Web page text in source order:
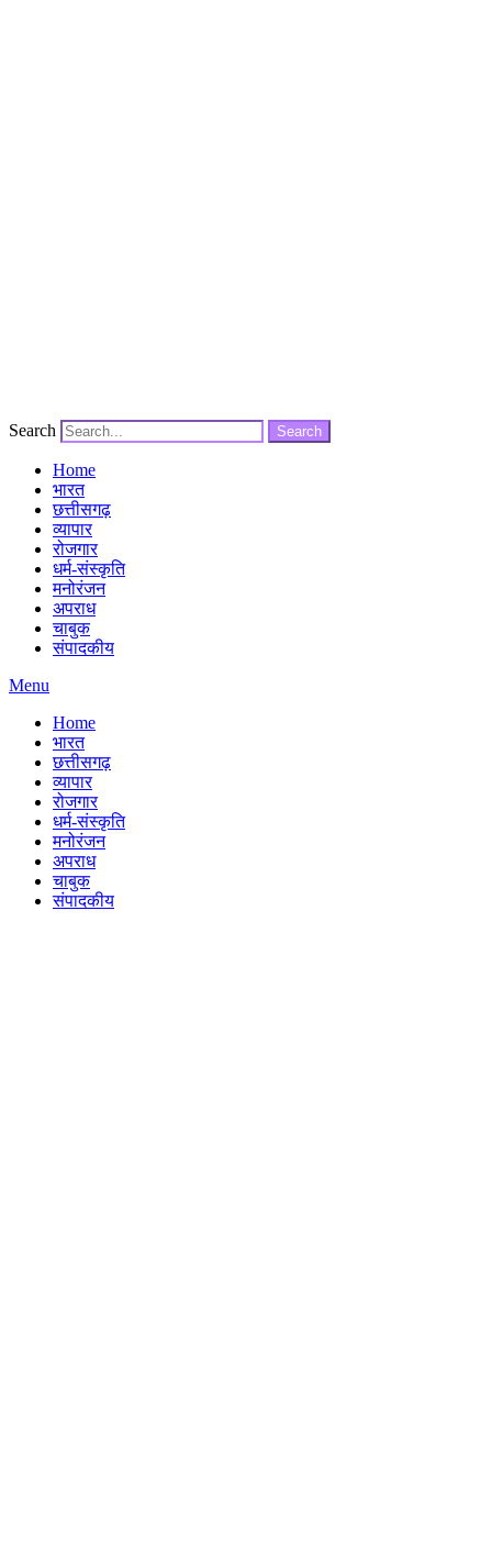
Search Search
Home
भारत
छत्तीसगढ़
व्यापार
रोजगार
धर्म-संस्कृति
मनोरंजन
अपराध
चाबुक
संपादकीय
Menu
Home
भारत
छत्तीसगढ़
व्यापार
रोजगार
धर्म-संस्कृति
मनोरंजन
अपराध
चाबुक
संपादकीय